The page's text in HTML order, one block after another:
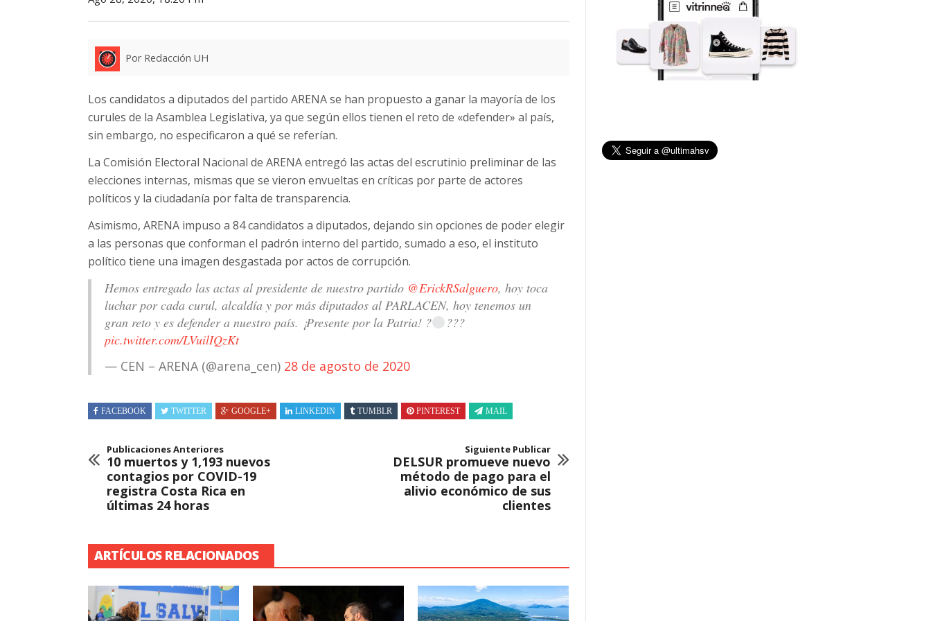
Por Redacción UH
Los candidatos a diputados del partido ARENA se han propuesto a ganar la mayoría de los
curules de la Asamblea Legislativa, ya que según ellos tienen el reto de «defender» al país,
sin embargo, no especificaron a qué se referían.
La Comisión Electoral Nacional de ARENA entregó las actas del escrutinio preliminar de las
elecciones internas, mismas que se vieron envueltas en críticas por parte de actores
políticos y la ciudadanía por falta de transparencia.
Asimismo, ARENA impuso a 84 candidatos a diputados, dejando sin opciones de poder elegir
a las personas que conforman el padrón interno del partido, sumado a eso, el instituto
político tiene una imagen desgastada por actos de corrupción.
Hemos entregado las actas al presidente de nuestro partido @ErickRSalguero, hoy toca
luchar por cada curul, alcaldía y por más diputados al PARLACEN, hoy tenemos un
gran reto y es defender a nuestro país. ¡Presente por la Patria! ?
???
pic.twitter.com/LVuilIQzKt
— CEN – ARENA (@arena_cen) 28 de agosto de 2020
FACEBOOK TWITTER GOOGLE+ LINKEDIN TUMBLR PINTEREST MAIL
Publicaciones Anteriores
10 muertos y 1,193 nuevos
contagios por COVID-19
registra Costa Rica en
últimas 24 horas
Siguiente Publicar
DELSUR promueve nuevo
método de pago para el
alivio económico de sus
clientes
ARTÍCULOS RELACIONADOS